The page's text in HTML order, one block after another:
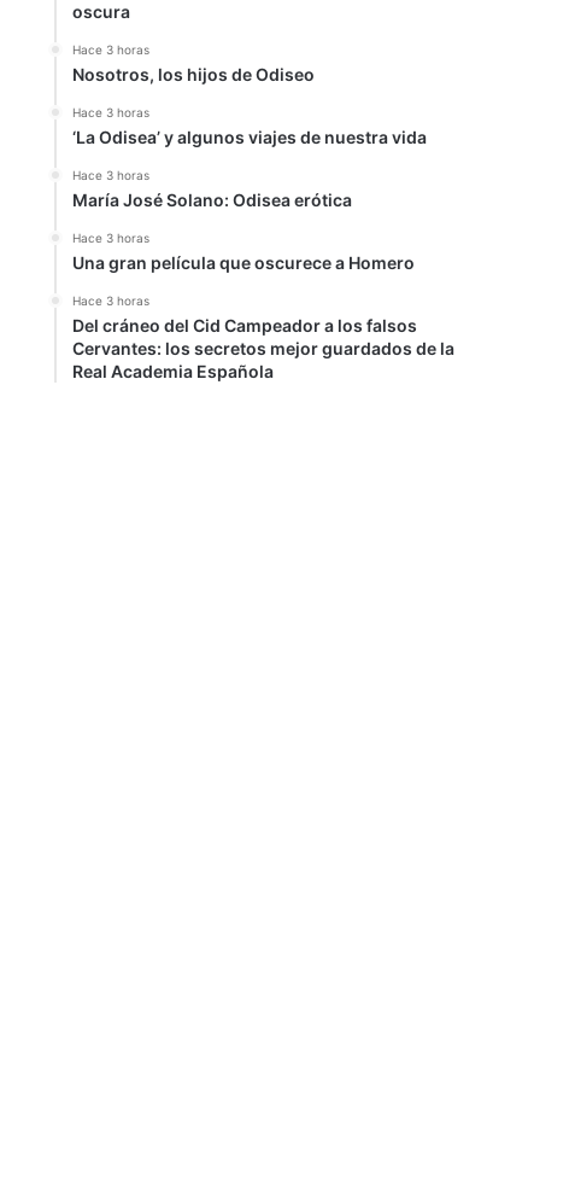
oscura
Hace 3 horas
Nosotros, los hijos de Odiseo
Hace 3 horas
‘La Odisea’ y algunos viajes de nuestra vida
Hace 3 horas
María José Solano: Odisea erótica
Hace 3 horas
Una gran película que oscurece a Homero
Hace 3 horas
Del cráneo del Cid Campeador a los falsos
Cervantes: los secretos mejor guardados de la
Real Academia Española